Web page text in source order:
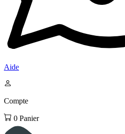
Aide
Compte
0 Panier